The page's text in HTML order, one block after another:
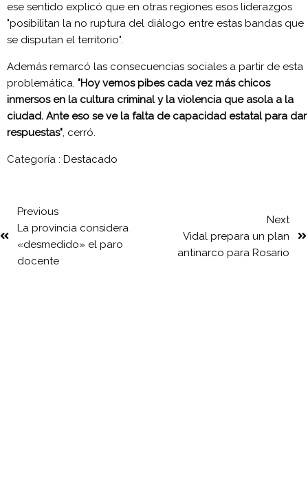
ese sentido explicó que en otras regiones esos liderazgos
"posibilitan la no ruptura del diálogo entre estas bandas que
se disputan el territorio".
Además remarcó las consecuencias sociales a partir de esta
problemática. "Hoy vemos pibes cada vez más chicos
inmersos en la cultura criminal y la violencia que asola a la
ciudad. Ante eso se ve la falta de capacidad estatal para dar
respuestas", cerró.
Categoría : Destacado
Previous
La provincia considera
«desmedido» el paro
docente
Next
Vidal prepara un plan
antinarco para Rosario